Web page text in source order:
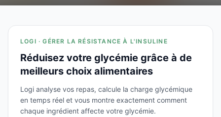
LOGI · GÉRER LA RÉSISTANCE À L'INSULINE
Réduisez votre glycémie grâce à de
meilleurs choix alimentaires
Logi analyse vos repas, calcule la charge glycémique
en temps réel et vous montre exactement comment
chaque ingrédient affecte votre glycémie.